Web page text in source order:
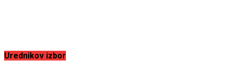
Urednikov izbor